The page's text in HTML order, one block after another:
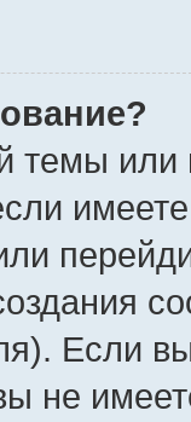
темы или
Если
не